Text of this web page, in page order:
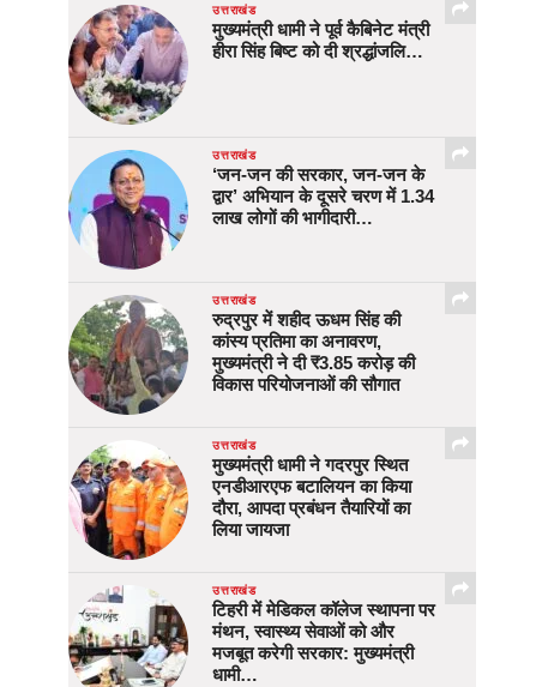
उत्तराखंड
मुख्यमंत्री धामी ने पूर्व कैबिनेट मंत्री
हीरा सिंह बिष्ट को दी श्रद्धांजलि…
उत्तराखंड
‘जन-जन की सरकार, जन-जन के
द्वार’ अभियान के दूसरे चरण में 1.34
लाख लोगों की भागीदारी…
उत्तराखंड
रुद्रपुर में शहीद ऊधम सिंह की
कांस्य प्रतिमा का अनावरण,
मुख्यमंत्री ने दी ₹3.85 करोड़ की
विकास परियोजनाओं की सौगात
उत्तराखंड
मुख्यमंत्री धामी ने गदरपुर स्थित
एनडीआरएफ बटालियन का किया
दौरा, आपदा प्रबंधन तैयारियों का
लिया जायजा
उत्तराखंड
टिहरी में मेडिकल कॉलेज स्थापना पर
मंथन, स्वास्थ्य सेवाओं को और
मजबूत करेगी सरकार: मुख्यमंत्री
धामी…